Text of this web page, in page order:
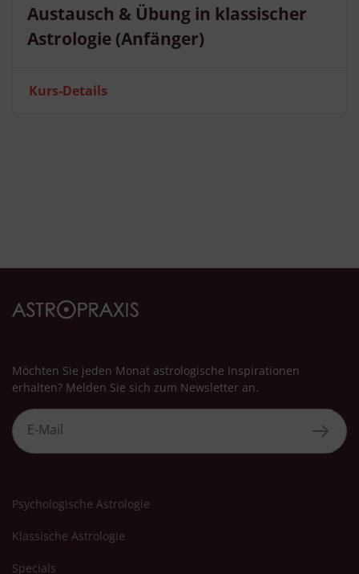
Austausch & Übung in klassischer
Astrologie (Anfänger)
Kurs-Details
Möchten Sie jeden Monat astrologische Inspirationen
erhalten? Melden Sie sich zum Newsletter an.
Psychologische Astrologie
Klassische Astrologie
Specials